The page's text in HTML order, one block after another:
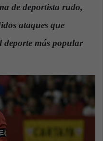
de deportista rudo,
ataques que
deporte más popular